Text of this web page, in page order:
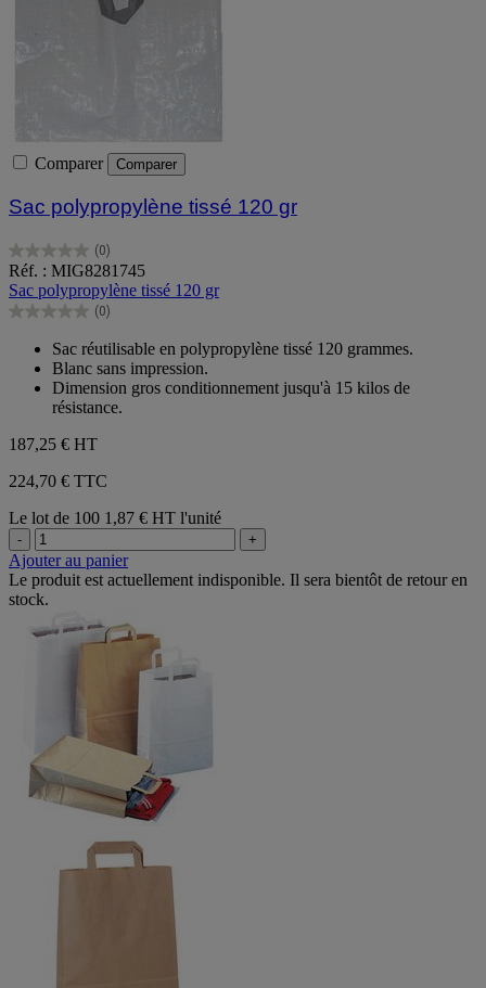
Comparer Comparer
Sac polypropylène tissé 120 gr
(0)
0.0
sur
5
étoiles.
Réf. : MIG8281745
Sac polypropylène tissé 120 gr
(0)
0.0
étoiles.
Sac réutilisable en polypropylène tissé 120 grammes.
Blanc sans impression.
Dimension gros conditionnement jusqu'à 15 kilos de
résistance.
187,25 € HT
224,70 € TTC
Le lot de 100 1,87 € HT l'unité
- +
Ajouter au panier
Le produit est actuellement indisponible. Il sera bientôt de retour en
stock.